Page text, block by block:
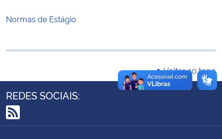
Controladoria-Geral da União
Normas de Estágio
Voltar ao topo
REDES SOCIAIS:
RSS